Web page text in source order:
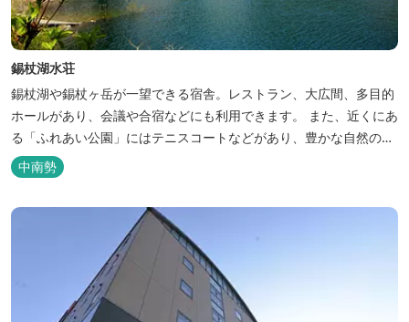
錫杖湖水荘
錫杖湖や錫杖ヶ岳が一望できる宿舎。レストラン、大広間、多目的
ホールがあり、会議や合宿などにも利用できます。 また、近くにあ
る「ふれあい公園」にはテニスコートなどがあり、豊かな自然の中
でのびのびと楽しむことができます。
中南勢